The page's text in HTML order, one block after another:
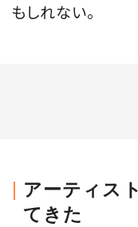
もしれない。
アーティス
てきた